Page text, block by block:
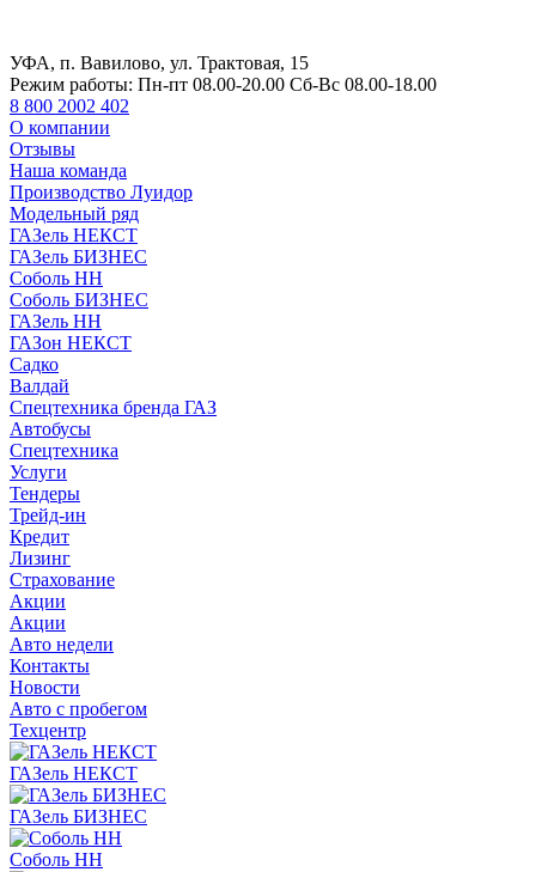
УФА, п. Вавилово, ул. Трактовая, 15
Режим работы: Пн-пт 08.00-20.00 Сб-Вс 08.00-18.00
8 800 2002 402
О компании
Отзывы
Наша команда
Производство Луидор
Модельный ряд
ГАЗель НЕКСТ
ГАЗель БИЗНЕС
Соболь НН
Соболь БИЗНЕС
ГАЗель НН
ГАЗон НЕКСТ
Садко
Валдай
Спецтехника бренда ГАЗ
Автобусы
Спецтехника
Услуги
Тендеры
Трейд-ин
Кредит
Лизинг
Страхование
Акции
Акции
Авто недели
Контакты
Новости
Авто с пробегом
Техцентр
ГАЗель НЕКСТ
ГАЗель БИЗНЕС
Соболь НН